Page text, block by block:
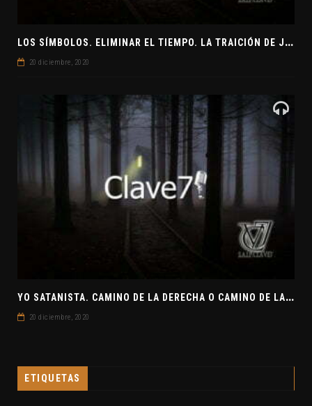
L
OS SÍMBOLOS. ELIMINAR EL TIEMPO. LA TRAICIÓN DE JUDAS
20 diciembre, 2020
Y
O SATANISTA. CAMINO DE LA DERECHA O CAMINO DE LA IZQUIERDA. CLAVE7 NEWS
20 diciembre, 2020
ETIQUETAS